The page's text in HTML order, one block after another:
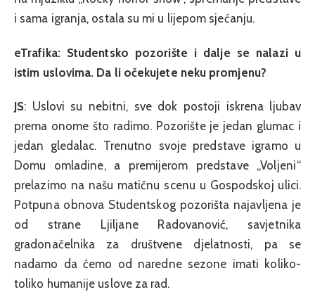
i sama igranja, ostala su mi u lijepom sjećanju.
eTrafika: Studentsko pozorište i dalje se nalazi u
istim uslovima. Da li očekujete neku promjenu?
JS: Uslovi su nebitni, sve dok postoji iskrena ljubav
prema onome što radimo. Pozorište je jedan glumac i
jedan gledalac. Trenutno svoje predstave igramo u
Domu omladine, a premijerom predstave „Voljeni“
prelazimo na našu matičnu scenu u Gospodskoj ulici.
Potpuna obnova Studentskog pozorišta najavljena je
od strane Ljiljane Radovanović, savjetnika
gradonačelnika za društvene djelatnosti, pa se
nadamo da ćemo od naredne sezone imati koliko-
toliko humanije uslove za rad.